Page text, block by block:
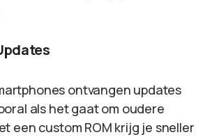
ontvangen updates
als het gaat om oudere
een custom ROM krijg je sneller